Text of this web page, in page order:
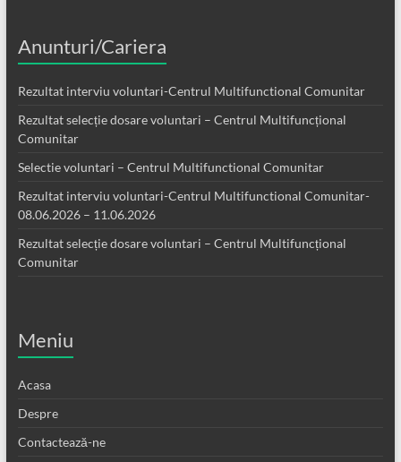
Anunturi/Cariera
Rezultat interviu voluntari-Centrul Multifunctional Comunitar
Rezultat selecție dosare voluntari – Centrul Multifuncțional
Comunitar
Selectie voluntari – Centrul Multifunctional Comunitar
Rezultat interviu voluntari-Centrul Multifunctional Comunitar-
08.06.2026 – 11.06.2026
Rezultat selecție dosare voluntari – Centrul Multifuncțional
Comunitar
Meniu
Acasa
Despre
Contactează-ne